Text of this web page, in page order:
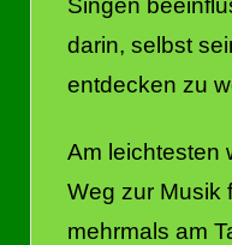
Singen
darin, selbst
entdecken zu
Am leichtesten
Weg zur Musik
mehrmals am